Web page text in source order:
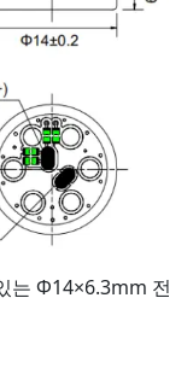
는 Φ14×6.3mm 전